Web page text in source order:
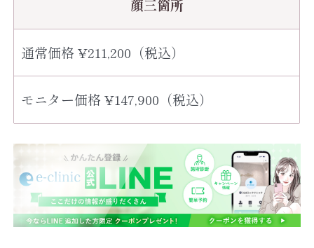
顔三箇所
通常価格 ¥211,200（税込）
モニター価格 ¥147,900（税込）